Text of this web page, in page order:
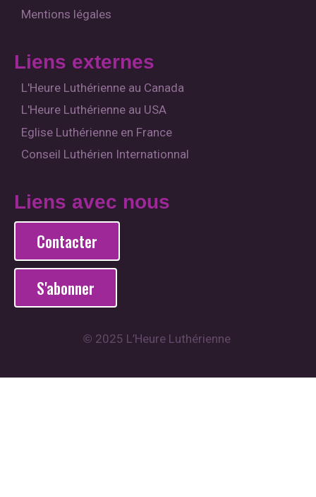
Mentions légales
Liens externes
L'Heure Luthérienne au Canada
L'Heure Luthérienne au USA
Eglise Luthérienne en France
Conseil Luthérien Internationnal
Liens avec nous
Contacter
S'abonner
© 2025 L’Heure Luthérienne